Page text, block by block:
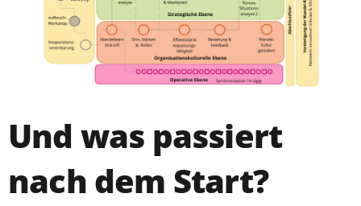
Und was passiert
nach dem Start?